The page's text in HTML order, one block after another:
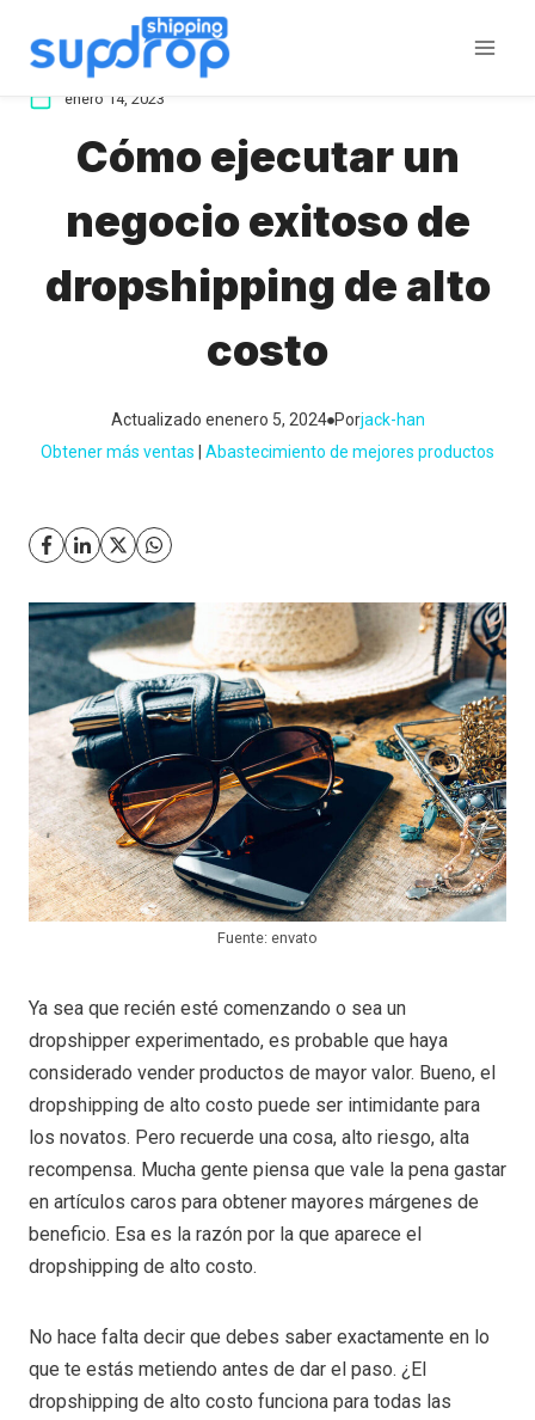
enero 14, 2023
Cómo ejecutar un
negocio exitoso de
dropshipping de alto
costo
Actualizado enenero 5, 2024 Porjack-han
Obtener más ventas
Abastecimiento de mejores productos
Fuente: envato
Ya sea que recién esté comenzando o sea un
dropshipper experimentado, es probable que haya
considerado vender productos de mayor valor. Bueno, el
dropshipping de alto costo puede ser intimidante para
los novatos. Pero recuerde una cosa, alto riesgo, alta
recompensa. Mucha gente piensa que vale la pena gastar
en artículos caros para obtener mayores márgenes de
beneficio. Esa es la razón por la que aparece el
dropshipping de alto costo.
No hace falta decir que debes saber exactamente en lo
que te estás metiendo antes de dar el paso. ¿El
dropshipping de alto costo funciona para todas las